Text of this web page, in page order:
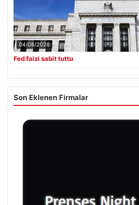
04/08/2026
Fed faizi sabit tuttu
Son Eklenen Firmalar